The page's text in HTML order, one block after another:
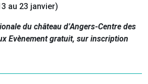
au 23 janvier)
du château d’Angers-Centre des
Evènement gratuit, sur inscription